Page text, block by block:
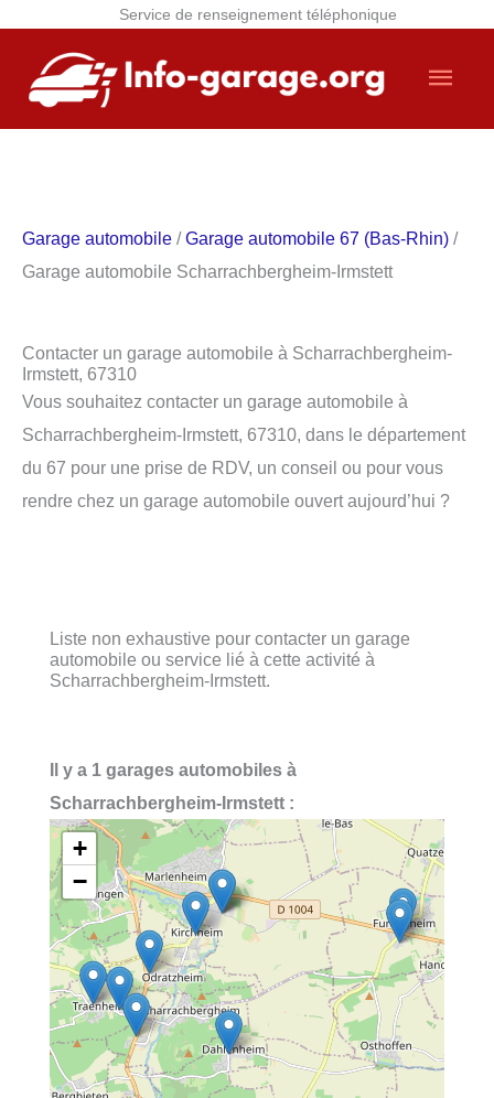
Service de renseignement téléphonique
contenu
Garage automobile /Garage automobile 67 (Bas-Rhin) /
Garage automobile Scharrachbergheim-Irmstett
Contacter un garage automobile à Scharrachbergheim-
Irmstett, 67310
Vous souhaitez contacter un garage automobile à
Scharrachbergheim-Irmstett, 67310, dans le département
du 67 pour une prise de RDV, un conseil ou pour vous
rendre chez un garage automobile ouvert aujourd’hui ?
Liste non exhaustive pour contacter un garage
automobile ou service lié à cette activité à
Scharrachbergheim-Irmstett.
Il y a 1 garages automobiles à
Scharrachbergheim-Irmstett :
+
−